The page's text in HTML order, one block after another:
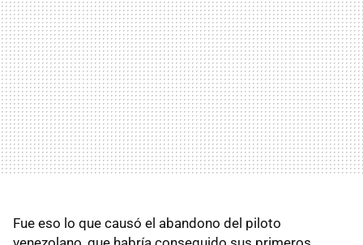
Fue eso lo que causó el abandono del piloto